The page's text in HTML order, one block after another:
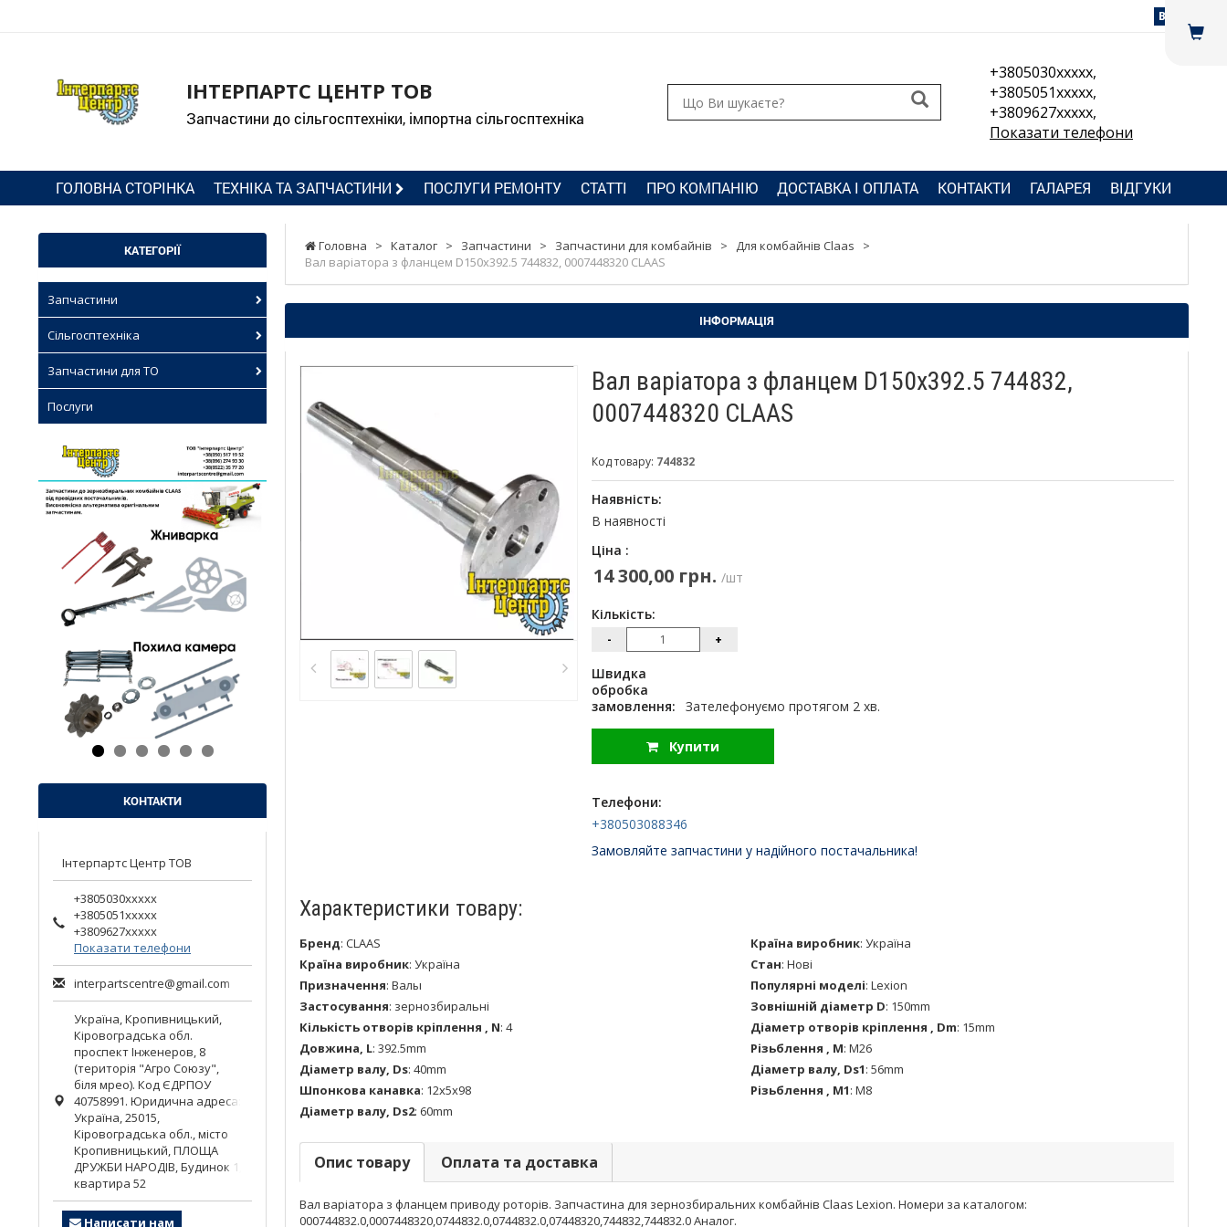
Вхід
ІНТЕРПАРТС ЦЕНТР ТОВ
Запчастини до сільгосптехніки, імпортна сільгосптехніка
+3805030xxxxx,
+3805051xxxxx,
+3809627xxxxx,
Показати телефони
ГОЛОВНА СТОРІНКА ТЕХНІКА ТА ЗАПЧАСТИНИ ПОСЛУГИ РЕМОНТУ СТАТТІ ПРО КОМПАНІЮ ДОСТАВКА І ОПЛАТА КОНТАКТИ ГАЛАРЕЯ ВІДГУКИ
Головна > Каталог > Запчастини > Запчастини для комбайнів > Для комбайнів Claas
>
Вал варіатора з фланцем D150x392.5 744832, 0007448320 CLAAS
ІНФОРМАЦІЯ
Вал варіатора з фланцем D150x392.5 744832,
0007448320 CLAAS
Код товару: 744832
Наявність:
В наявності
Ціна :
14 300,00 грн. /шт
Кількість:
- +
Швидка
обробка
замовлення:
Зателефонуємо протягом 2 хв.
Купити
Телефони:
+380503088346
Замовляйте запчастини у надійного постачальника!
Характеристики товару:
Бренд: CLAAS Країна виробник: Україна
Країна виробник: Україна Стан: Нові
Призначення: Валы Популярні моделі: Lexion
Застосування: зернозбиральні Зовнішній діаметр D: 150mm
Кількість отворів кріплення , N: 4 Діаметр отворів кріплення , Dm: 15mm
Довжина, L: 392.5mm Різьблення , M: М26
Діаметр валу, Ds: 40mm Діаметр валу, Ds1: 56mm
Шпонкова канавка: 12х5х98 Різьблення , M1: М8
Діаметр валу, Ds2: 60mm
Опис товару Оплата та доставка
Вал варіатора з фланцем приводу роторів. Запчастина для зернозбиральних комбайнів Claas Lexion. Номери за каталогом:
000744832.0,0007448320,0744832.0,0744832.0,07448320,744832,744832.0 Аналог.
КАТЕГОРІЇ
Запчастини
Сільгосптехніка
Запчастини для ТО
Послуги
КОНТАКТИ
Інтерпартс Центр ТОВ
+3805030xxxxx
+3805051xxxxx
+3809627xxxxx
Показати телефони
interpartscentre@gmail.com
Україна, Кропивницький
Кіровоградська обл.
проспект Інженеров, 8
(територія "Агро Союзу",
біля мрео). Код ЄДРПОУ
40758991. Юридична адреса:
Україна, 25015,
Кіровоградська обл., місто
Кропивницький, ПЛОЩА
ДРУЖБИ НАРОДІВ, Будинок 1,
квартира 52
Написати нам